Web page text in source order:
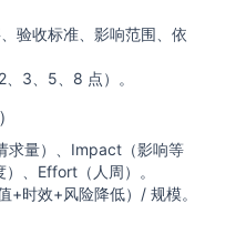
验收标准、影响范围、依
3、5、8 点）。
求量）、Impact（影响等
、Effort（人周）。
+时效+风险降低）/ 规模。